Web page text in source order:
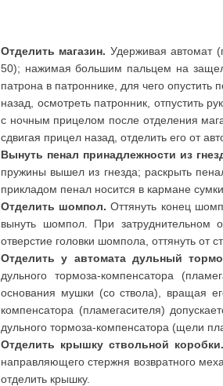
Отделить магазин. Удерживая автомат
50); нажимая большим пальцем на
патрона в патроннике, для чего
назад, осмотреть патронник, отпустить
с ночным прицелом после отделения
сдвигая прицел назад, отделить его от
Вынуть пенал принадлежности из
пружины вышел из гнезда; раскрыть
прикладом пенал носится в кармане
Отделить шомпол. Оттянуть конец
вынуть шомпол. При затруднительном
отверстие головки шомпола, оттянуть от
Отделить у автомата дульный
дульного тормоза-компенсатора
основания мушки (со ствола), вращая
компенсатора (пламегасителя)
дульного тормоза-компенсатора (щели
Отделить крышку ствольной коробки.
направляющего стержня возвратного
отделить крышку.